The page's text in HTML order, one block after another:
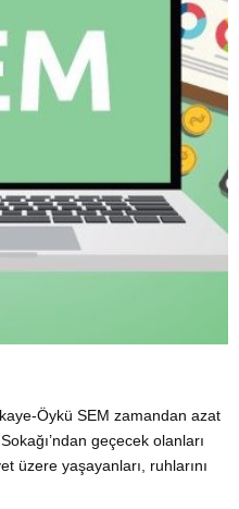
Öykü SEM zamandan azat
geçecek olanları
üzere yaşayanları, ruhlarını